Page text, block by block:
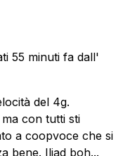
55 minuti fa dall'
del 4g.
con tutti sti
a coopvoce che si
bene. Iliad boh...